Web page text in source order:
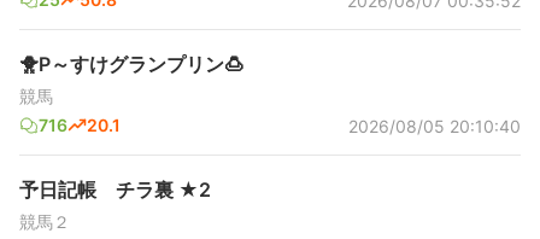
🐥P～すけグランプリン🍮
競馬
716
20.1 2026/08/05 20:10:40
予日記帳 チラ裏 ★2
競馬２